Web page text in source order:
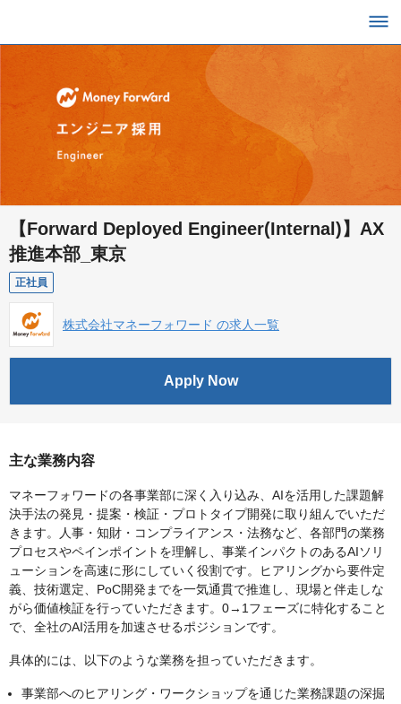
【Forward Deployed Engineer(Internal)】AX
推進本部_東京
正社員
株式会社マネーフォワード の求人一覧
Apply Now
主な業務内容
マネーフォワードの各事業部に深く入り込み、AIを活用した課題解
決手法の発見・提案・検証・プロトタイプ開発に取り組んでいただ
きます。人事・知財・コンプライアンス・法務など、各部門の業務
プロセスやペインポイントを理解し、事業インパクトのあるAIソリ
ューションを高速に形にしていく役割です。ヒアリングから要件定
義、技術選定、PoC開発までを一気通貫で推進し、現場と伴走しな
がら価値検証を行っていただきます。0→1フェーズに特化すること
で、全社のAI活用を加速させるポジションです。
具体的には、以下のような業務を担っていただきます。
事業部へのヒアリング・ワークショップを通じた業務課題の深掘